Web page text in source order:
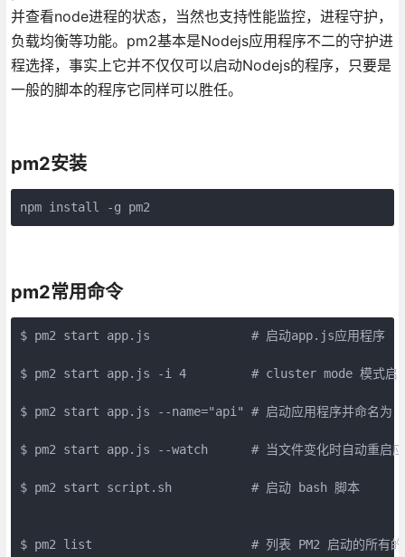
并查看node进程的状态，当然也支持性能监控，进程守护，
负载均衡等功能。pm2基本是Nodejs应用程序不二的守护进
程选择，事实上它并不仅仅可以启动Nodejs的程序，只要是
一般的脚本的程序它同样可以胜任。
pm2安装
npm install -g pm2
pm2常用命令
$ pm2 start app.js              # 启动app.js应用程序
$ pm2 start app.js -i 4         # cluster mode 模式启动4
$ pm2 start app.js --name="api" # 启动应用程序并命名为
$ pm2 start app.js --watch      # 当文件变化时自动重启应
$ pm2 start script.sh           # 启动 bash 脚本
$ pm2 list                      # 列表 PM2 启动的所有的